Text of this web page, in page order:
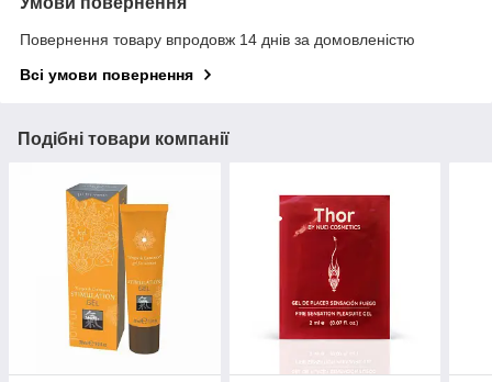
Повернення товару впродовж 14 днів за домовленістю
Всі умови повернення
Подібні товари компанії